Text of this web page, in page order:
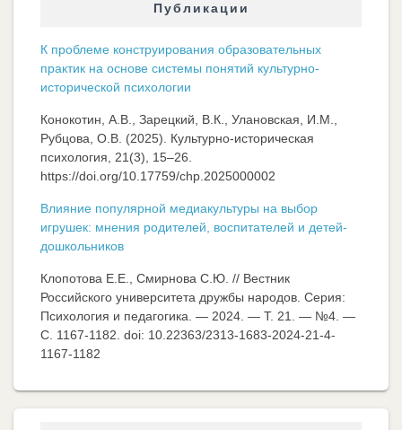
Публикации
К проблеме конструирования образовательных
практик на основе системы понятий культурно-
исторической психологии
Конокотин, А.В., Зарецкий, В.К., Улановская, И.М.,
Рубцова, О.В. (2025). Культурно-историческая
психология, 21(3), 15–26.
https://doi.org/10.17759/chp.2025000002
Влияние популярной медиакультуры на выбор
игрушек: мнения родителей, воспитателей и детей-
дошкольников
Клопотова Е.Е., Смирнова С.Ю. // Вестник
Российского университета дружбы народов. Серия:
Психология и педагогика. — 2024. — Т. 21. — №4. —
C. 1167-1182. doi: 10.22363/2313-1683-2024-21-4-
1167-1182